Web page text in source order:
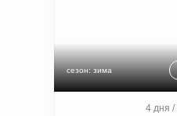
4 дня /
сезон: зима